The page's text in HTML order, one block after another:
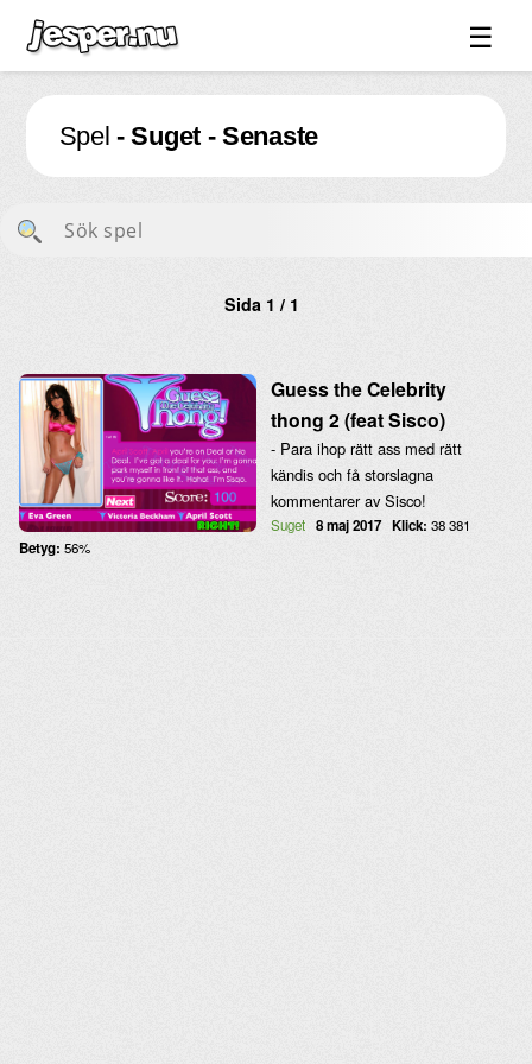
☰
Spel ↓
Bilder ↓
Forum ↓
Länkar
Spel - Suget - Senaste
Sida 1 / 1
Guess the Celebrity
thong 2 (feat Sisco)
- Para ihop rätt ass med rätt
kändis och få storslagna
kommentarer av Sisco!
Suget 8 maj 2017 Klick: 38 381
Betyg: 56%